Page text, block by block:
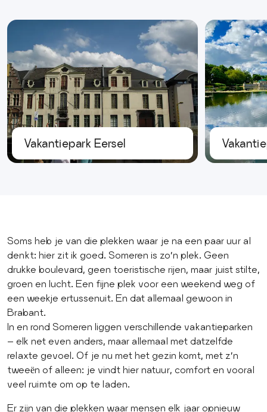
Vakantiepark Eersel
Soms heb je van die plekken waar je na een paar uur al
denkt: hier zit ik goed. Someren is zo’n plek. Geen
drukke boulevard, geen toeristische rijen, maar juist stilte,
groen en lucht. Een fijne plek voor een weekend weg of
een weekje ertussenuit. En dat allemaal gewoon in
Brabant.
In en rond Someren liggen verschillende vakantieparken
– elk net even anders, maar allemaal met datzelfde
relaxte gevoel. Of je nu met het gezin komt, met z’n
tweeën of alleen: je vindt hier natuur, comfort en vooral
veel ruimte om op te laden.
Er zijn van die plekken waar mensen elk jaar opnieuw